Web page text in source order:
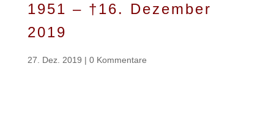
1951 – †16. Dezember
2019
27. Dez. 2019 | 0 Kommentare